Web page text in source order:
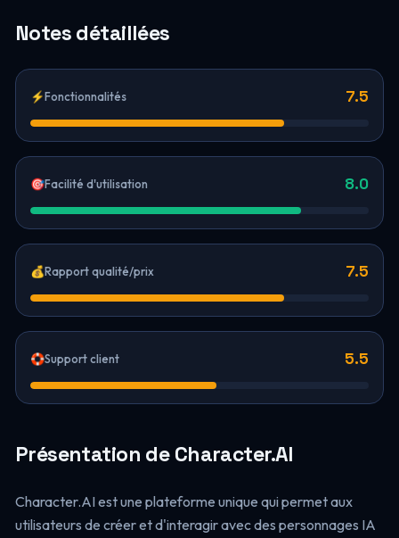
Notes détaillées
⚡Fonctionnalités 7.5
🎯Facilité d'utilisation 8.0
💰Rapport qualité/prix 7.5
🛟Support client 5.5
Présentation de Character.AI
Character.AI est une plateforme unique qui permet aux
utilisateurs de créer et d'interagir avec des personnages IA